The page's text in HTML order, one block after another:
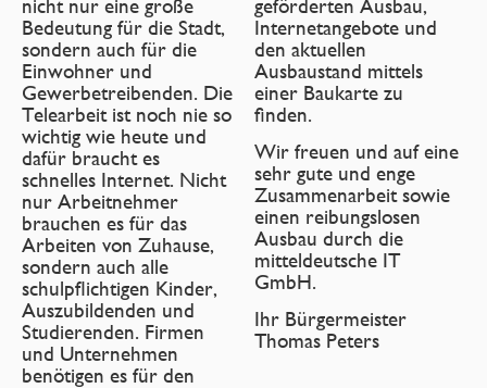
nicht nur eine große
Bedeutung für die Stadt,
sondern auch für die
Einwohner und
Gewerbetreibenden. Die
Telearbeit ist noch nie so
wichtig wie heute und
dafür braucht es
schnelles Internet. Nicht
nur Arbeitnehmer
brauchen es für das
Arbeiten von Zuhause,
sondern auch alle
schulpflichtigen Kinder,
Auszubildenden und
Studierenden. Firmen
und Unternehmen
benötigen es für den
geförderten Ausbau,
Internetangebote und
den aktuellen
Ausbaustand mittels
einer Baukarte zu
finden.
Wir freuen und auf eine
sehr gute und enge
Zusammenarbeit sowie
einen reibungslosen
Ausbau durch die
mitteldeutsche IT
GmbH.
Ihr Bürgermeister
Thomas Peters